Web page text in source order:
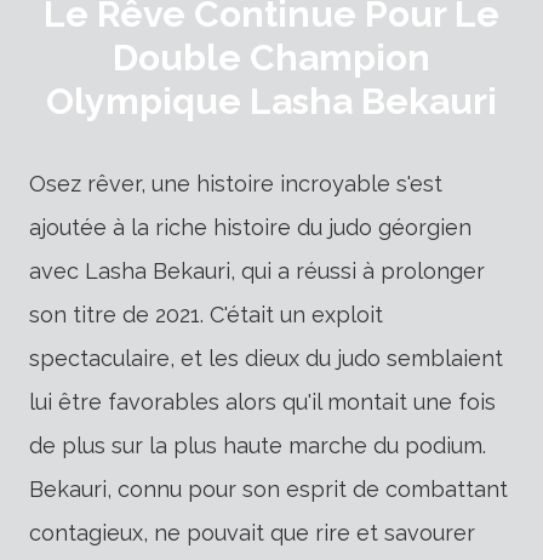
Le Rêve Continue Pour Le
Double Champion
Olympique Lasha Bekauri
Osez rêver, une histoire incroyable s'est
ajoutée à la riche histoire du judo géorgien
avec Lasha Bekauri, qui a réussi à prolonger
son titre de 2021. C'était un exploit
spectaculaire, et les dieux du judo semblaient
lui être favorables alors qu'il montait une fois
de plus sur la plus haute marche du podium.
Bekauri, connu pour son esprit de combattant
contagieux, ne pouvait que rire et savourer